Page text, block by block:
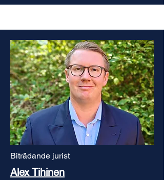
Biträdande jurist
Alex Tihinen